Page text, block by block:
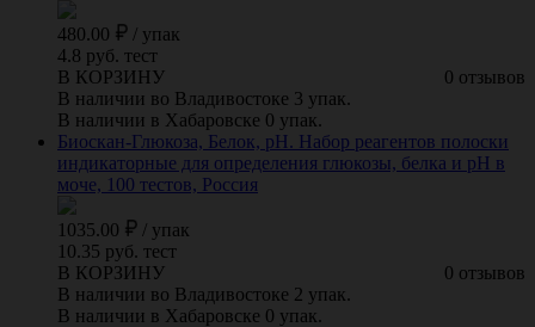
480.00 / упак
4.8 руб. тест
0 отзывов
В КОРЗИНУ
В наличии во Владивостоке 3 упак.
В наличии в Хабаровске 0 упак.
Биоскан-Глюкоза, Белок, рН. Набор реагентов полоски
индикаторные для определения глюкозы, белка и рН в
моче, 100 тестов, Россия
1035.00 / упак
10.35 руб. тест
0 отзывов
В КОРЗИНУ
В наличии во Владивостоке 2 упак.
В наличии в Хабаровске 0 упак.